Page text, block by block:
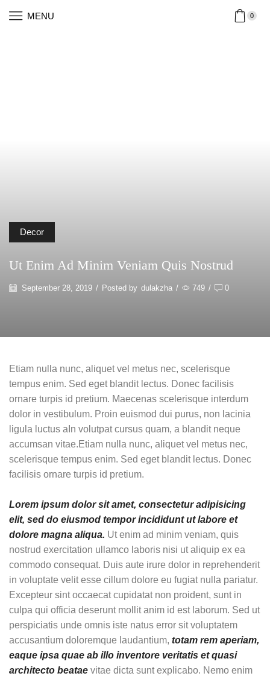
MENU 0
Decor
Ut Enim Ad Minim Veniam Quis Nostrud
September 28, 2019 / Posted by dulakzha / 749 / 0
Etiam nulla nunc, aliquet vel metus nec, scelerisque
tempus enim. Sed eget blandit lectus. Donec facilisis
ornare turpis id pretium. Maecenas scelerisque interdum
dolor in vestibulum. Proin euismod dui purus, non lacinia
ligula luctus aIn volutpat cursus quam, a blandit neque
accumsan vitae.Etiam nulla nunc, aliquet vel metus nec,
scelerisque tempus enim. Sed eget blandit lectus. Donec
facilisis ornare turpis id pretium.
Lorem ipsum dolor sit amet, consectetur adipisicing
elit, sed do eiusmod tempor incididunt ut labore et
dolore magna aliqua. Ut enim ad minim veniam, quis
nostrud exercitation ullamco laboris nisi ut aliquip ex ea
commodo consequat. Duis aute irure dolor in reprehenderit
in voluptate velit esse cillum dolore eu fugiat nulla pariatur.
Excepteur sint occaecat cupidatat non proident, sunt in
culpa qui officia deserunt mollit anim id est laborum. Sed ut
perspiciatis unde omnis iste natus error sit voluptatem
accusantium doloremque laudantium, totam rem aperiam,
eaque ipsa quae ab illo inventore veritatis et quasi
architecto beatae vitae dicta sunt explicabo. Nemo enim